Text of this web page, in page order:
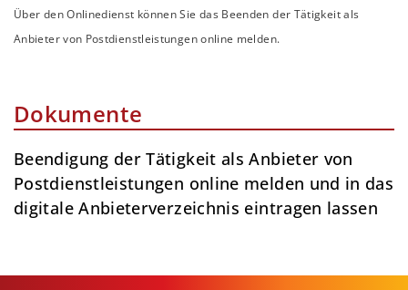
Über den Onlinedienst können Sie das Beenden der Tätigkeit als
Anbieter von Postdienstleistungen online melden.
Dokumente
Beendigung der Tätigkeit als Anbieter von
Postdienstleistungen online melden und in das
digitale Anbieterverzeichnis eintragen lassen